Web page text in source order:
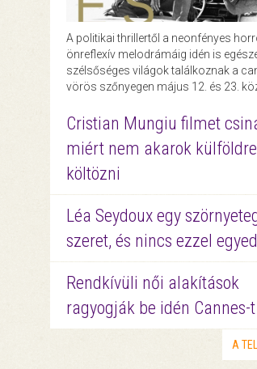
A politikai thrillertől a neonfényes
önreflexív melodrámáig idén is
szélsőséges világok találkoznak a
vörös szőnyegen május 12. és 23.
Cristian Mungiu filmet
miért nem akarok külföldre
költözni
Léa Seydoux egy
szeret, és nincs ezzel
Rendkívüli női alakítások
ragyogják be idén Cannes-t
A